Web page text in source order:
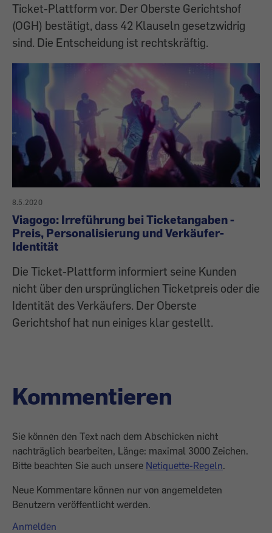
Ticket-Plattform vor. Der Oberste Gerichtshof
(OGH) bestätigt, dass 42 Klauseln gesetzwidrig
sind. Die Entscheidung ist rechtskräftig.
8.5.2020
Viagogo: Irreführung bei Ticketangaben -
Preis, Personalisierung und Verkäufer-
Identität
Die Ticket-Plattform informiert seine Kunden
nicht über den ursprünglichen Ticketpreis oder die
Identität des Verkäufers. Der Oberste
Gerichtshof hat nun einiges klar gestellt.
Kommentieren
Sie können den Text nach dem Abschicken nicht
nachträglich bearbeiten, Länge: maximal 3000 Zeichen.
Bitte beachten Sie auch unsere Netiquette-Regeln.
Neue Kommentare können nur von angemeldeten
Benutzern veröffentlicht werden.
Anmelden